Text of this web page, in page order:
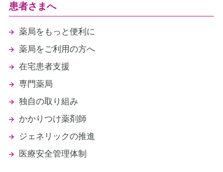
患者さまへ
薬局をもっと便利に
薬局をご利用の方へ
在宅患者支援
専門薬局
独自の取り組み
かかりつけ薬剤師
ジェネリックの推進
医療安全管理体制